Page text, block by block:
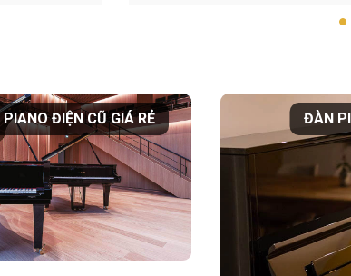
PIANO ĐIỆN CŨ GIÁ RẺ ĐÀN